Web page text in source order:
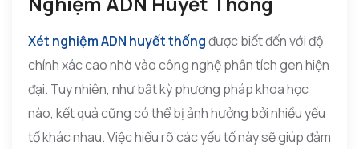
Xét nghiệm ADN huyết thốngđược biết đến với độ
chính xác cao nhờ vào công nghệ phân tích gen hiện
đại. Tuy nhiên, như bất kỳ phương pháp khoa học
nào, kết quả cũng có thể bị ảnh hưởng bởi nhiều yếu
tố khác nhau. Việc hiểu rõ các yếu tố này sẽ giúp đảm